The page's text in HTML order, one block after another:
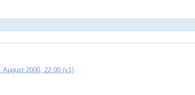
August 2000, 22:00 (v1)